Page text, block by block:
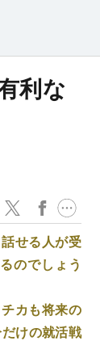
利な
せる人が受
のでしょう
カも将来の
けの就活戦